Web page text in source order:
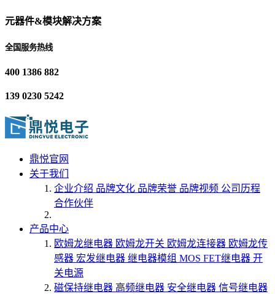
元器件&模块解决方案
全国服务热线
400 1386 882
139 0230 5242
鼎悦官网
关于我们
企业介绍 品牌文化 品牌荣誉 品牌视频 公司历程
合作伙伴
产品中心
欧姆龙继电器 欧姆龙开关 欧姆龙连接器 欧姆龙传
感器 宏发继电器 继电器模组 MOS FET继电器 开
关电源
磁保持继电器 高频继电器 安全继电器 信号继电器